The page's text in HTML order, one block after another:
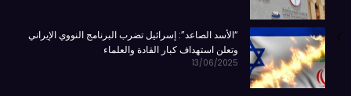
“الأسد الصاعد”: إسرائيل تضرب البرنامج النووي الإيراني
وتعلن استهداف كبار القادة والعلماء
13/06/2025